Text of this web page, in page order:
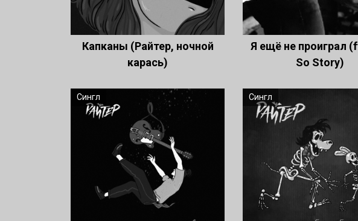
Капканы (Райтер, ночной
карась)
Я ещё не проиграл
So Story)
Сингл Сингл